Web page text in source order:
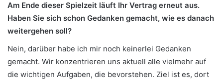
Am Ende dieser Spielzeit läuft Ihr Vertrag erneut aus.
Haben Sie sich schon Gedanken gemacht, wie es danach
weitergehen soll?
Nein, darüber habe ich mir noch keinerlei Gedanken
gemacht. Wir konzentrieren uns aktuell alle vielmehr auf
die wichtigen Aufgaben, die bevorstehen. Ziel ist es, dort